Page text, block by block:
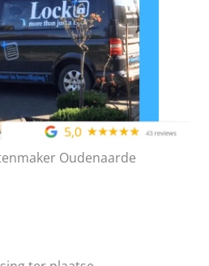
Oudenaarde